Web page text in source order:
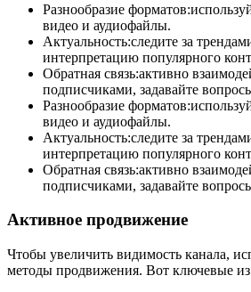
Разнообразие
видео и аудиофайлы.
Актуальность:следите за
интерпретацию популярного
Обратная связь:активно
подписчиками, задавайте
Разнообразие
видео и аудиофайлы.
Актуальность:следите за
интерпретацию популярного
Обратная связь:активно
подписчиками, задавайте
Активное продвижение
Чтобы увеличить видимость канала,
методы продвижения. Вот ключевые